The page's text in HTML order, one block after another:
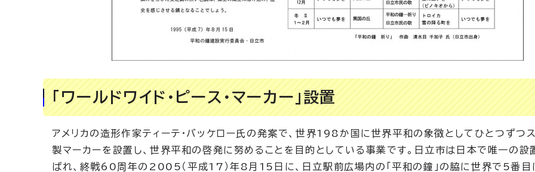
「ワールドワイド・ピース・マーカー」設置
アメリカの造形作家ティーテ・バッケロー氏の発案で、世界198か国に世界平和の象徴としてひとつずつ
製マーカーを設置し、世界平和の啓発に努めることを目的としている事業です。日立市は日本で唯一の設
ばれ、終戦60周年の2005（平成17）年8月15日に、日立駅前広場内の「平和の鐘」の脇に世界で5番目